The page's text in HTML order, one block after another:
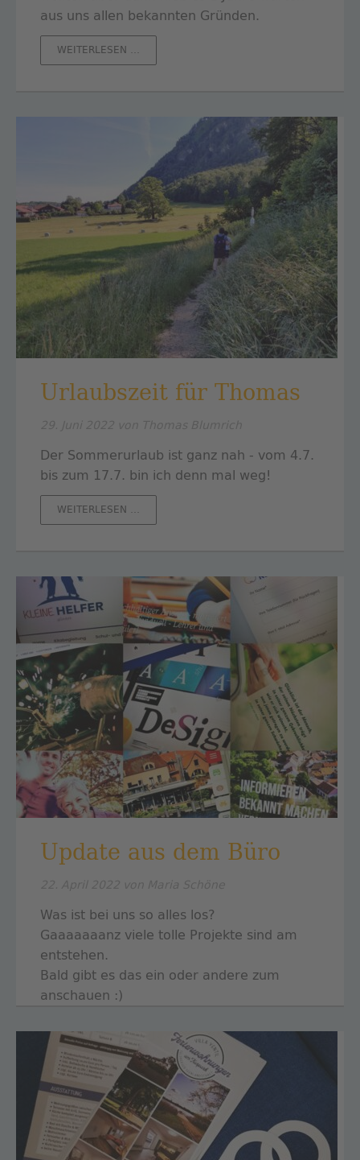
aus uns allen bekannten Gründen.
WEITERLESEN …
POTTERS
SPUREN
Urlaubszeit für Thomas
Der Sommerurlaub ist ganz nah - vom 4.7.
bis zum 17.7. bin ich denn mal weg!
WEITERLESEN …
Update aus dem Büro
Was ist bei uns so alles los?
Gaaaaaaanz viele tolle Projekte sind am
entstehen.
Bald gibt es das ein oder andere zum
anschauen :)